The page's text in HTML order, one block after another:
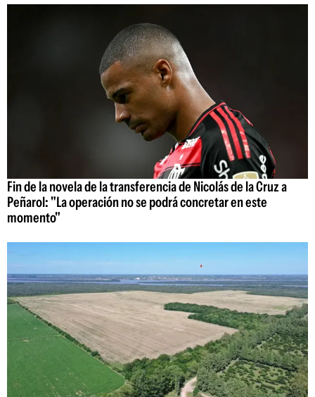
Fin de la novela de la transferencia de Nicolás de la Cruz a
Peñarol: "La operación no se podrá concretar en este
momento"